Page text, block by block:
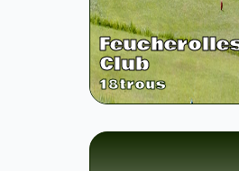
Club
18trous